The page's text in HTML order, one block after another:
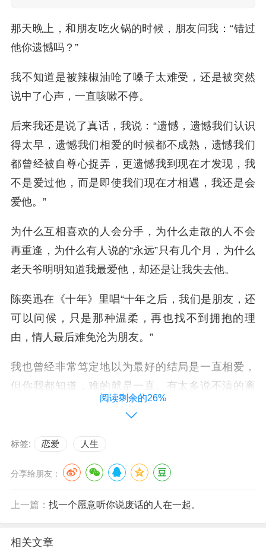
那天晚上，和朋友吃火锅的时候，朋友问我：“错过
他你遗憾吗？”
我不知道是被辣椒油呛了嗓子太难受，还是被突然
说中了心声，一直咳嗽不停。
后来我还是说了真话，我说：“遗憾，遗憾我们认识
得太早，遗憾我们相爱的时候都不成熟，遗憾我们
都曾经被自尊心捉弄，更遗憾我到现在才发现，我
不是爱过他，而是即使我们现在才相遇，我还是会
爱他。”
为什么互相喜欢的人会分手，为什么走散的人不会
再重逢，为什么有人说的“永远”只有几个月，为什么
老天爷明明知道我最爱他，却还是让我失去他。
陈奕迅在《十年》里唱“十年之后，我们是朋友，还
可以问候，只是那种温柔，再也找不到拥抱的理
由，情人最后难免沦为朋友。”
我也曾经非常笃定地以为最好的结局是一直相爱，
但你我都知道，难的就是一直。有太多说不清的离
散，有好多无能为力的意外，故事的开头是相爱，
过了好多年之后，恍然之间才明白过来，不是所有
爱过的人最后都能成为朋友，大多数恋人的结局，
是再也不见，是四散人海。
是意外，能坦然地给出原谅和祝福已经是馈赠，又
阅读剩余的26%
标签: 恋爱 人生
分享给朋友：
上一篇： 找一个愿意听你说废话的人在一起。
相关文章